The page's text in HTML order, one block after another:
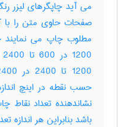
می آید چاپگرهای لیزر
صفحات حاوی متن را
مطلوب چاپ می
حسب نقطه در اینچ
نشاندهنده تعداد
باشد بنابراین هر